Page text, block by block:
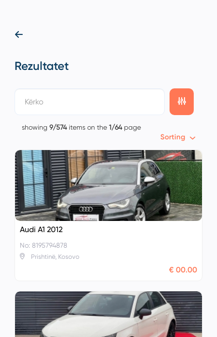
Rezultatet
showing 9/574 items on the 1/64page
Sorting
Audi A1 2012
No: 8195794878
Prishtinë, Kosovo
€ 00.00